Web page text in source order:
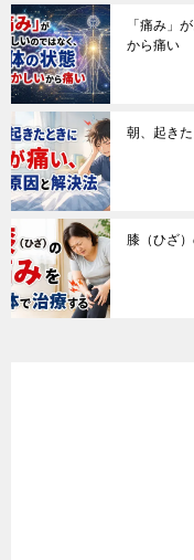
「痛み」
から痛い
朝、起き
膝（ひざ